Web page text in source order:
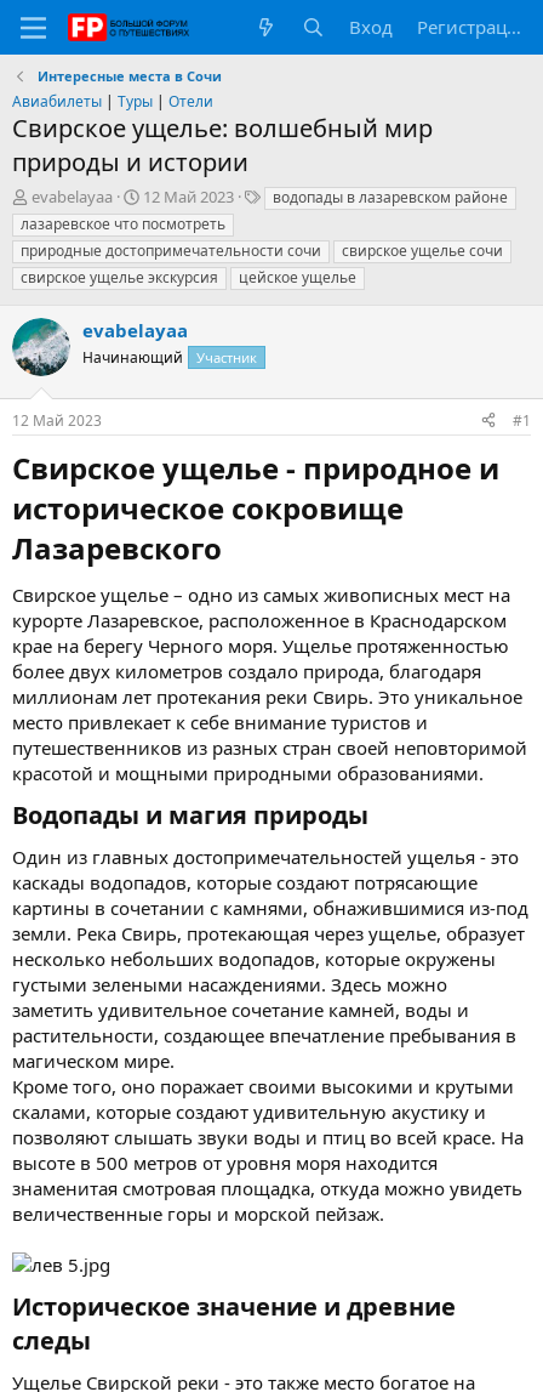
Вход Регистрация
Интересные места в Сочи
Авиабилеты | Туры | Отели
Свирское ущелье: волшебный мир
природы и истории
А
в
т
о
р
е
м
ы
evabelayaa
Д
а
т
а
н
ч
л
12 Май 2023
Т
г
и
водопады в лазаревском районе
лазаревское что посмотреть
природные достопримечательности сочи
свирское ущелье сочи
свирское ущелье экскурсия
цейское ущелье
evabelayaa
Начинающий Участник
12 Май 2023 #1
Свирское ущелье - природное и
историческое сокровище
Лазаревского​
Свирское ущелье – одно из самых живописных мест на
курорте Лазаревское, расположенное в Краснодарском
крае на берегу Черного моря. Ущелье протяженностью
более двух километров создало природа, благодаря
миллионам лет протекания реки Свирь. Это уникальное
место привлекает к себе внимание туристов и
путешественников из разных стран своей неповторимой
красотой и мощными природными образованиями.
Водопады и магия природы​
Один из главных достопримечательностей ущелья - это
каскады водопадов, которые создают потрясающие
картины в сочетании с камнями, обнажившимися из-под
земли. Река Свирь, протекающая через ущелье, образует
несколько небольших водопадов, которые окружены
густыми зелеными насаждениями. Здесь можно
заметить удивительное сочетание камней, воды и
растительности, создающее впечатление пребывания в
магическом мире.
Кроме того, оно поражает своими высокими и крутыми
скалами, которые создают удивительную акустику и
позволяют слышать звуки воды и птиц во всей красе. На
высоте в 500 метров от уровня моря находится
знаменитая смотровая площадка, откуда можно увидеть
величественные горы и морской пейзаж.
Историческое значение и древние
следы​
Ущелье Свирской реки - это также место богатое на